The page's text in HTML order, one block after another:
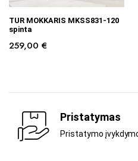
TUR MOKKARIS MKSS831-120
spinta
259,00 €
Pristatymas
Pristatymo